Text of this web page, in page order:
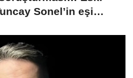
Sonel’in eşi